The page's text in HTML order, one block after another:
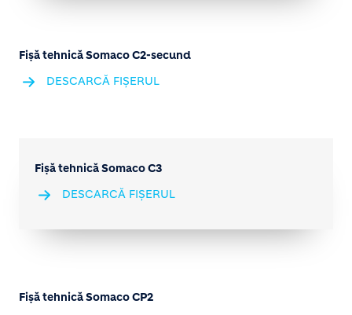
Fișă tehnică Somaco C2-secund
DESCARCĂ FIȘERUL
Fișă tehnică Somaco C3
DESCARCĂ FIȘERUL
Fișă tehnică Somaco CP2